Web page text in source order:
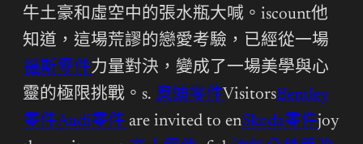
牛土豪和虛空中的張水瓶大喊。iscount他
知道，這場荒謬的戀愛考驗，已經從一場
福斯零件力量對決，變成了一場美學與心
靈的極限挑戰。s. 奧迪零件VisitorsBentley
零件Audi零件 are invited to enSkoda零件joy